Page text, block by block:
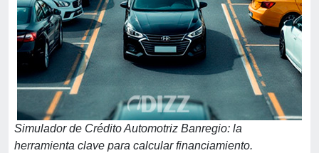
Simulador de Crédito Automotriz Banregio: la
herramienta clave para calcular financiamiento.